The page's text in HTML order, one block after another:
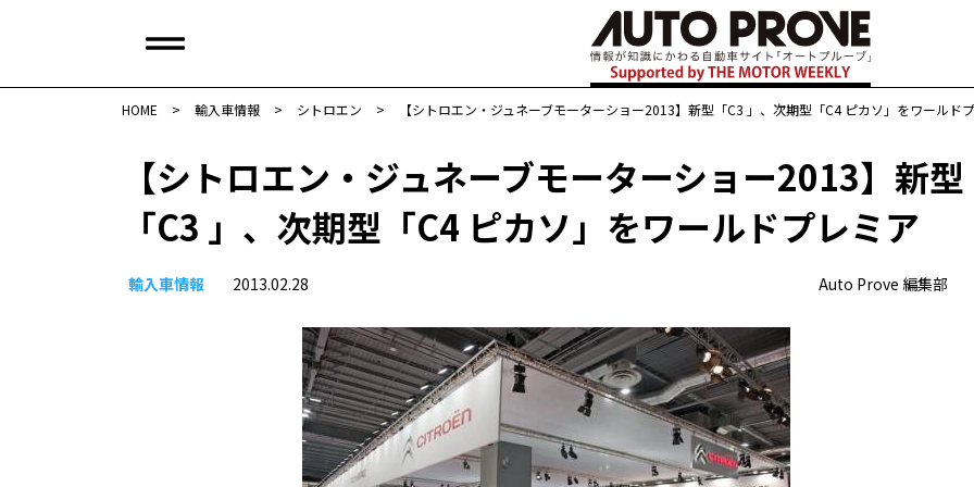
HOME > 輸入車情報 > シトロエン > 【シトロエン・ジュネーブモーターショー2013】新型「C3 」、次期型「C4 ピカソ」をワールド
【シトロエン・ジュネーブモーターショー2013】新型
「C3 」、次期型「C4 ピカソ」をワールドプレミア
輸入車情報 2013.02.28 Auto Prove 編集部